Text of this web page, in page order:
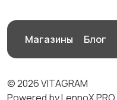
Магазины Блог
© 2026 VITAGRAM